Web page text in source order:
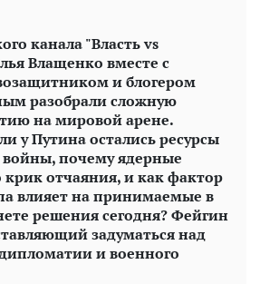
канала "Власть vs
Влащенко вместе с
и блогером
разобрали сложную
на мировой арене.
у Путина остались ресурсы
войны, почему ядерные
отчаяния, и как фактор
влияет на принимаемые в
решения сегодня? Фейгин
задуматься над
и военного